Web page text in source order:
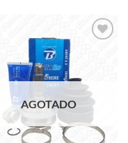
AGOTADO